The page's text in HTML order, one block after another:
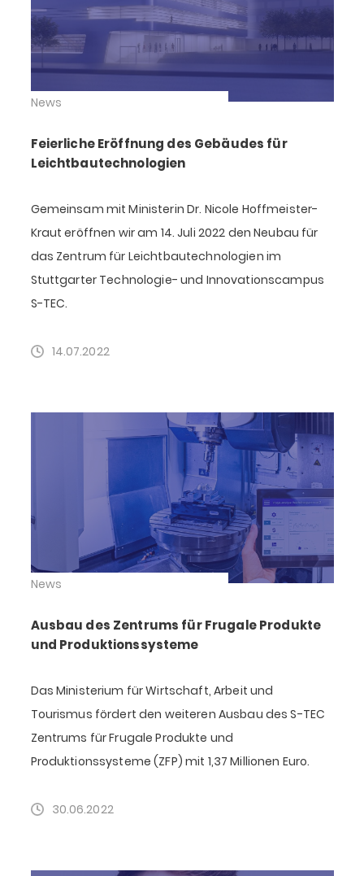
News
Feierliche Eröffnung des Gebäudes für
Leichtbautechnologien
Gemeinsam mit Ministerin Dr. Nicole Hoffmeister-
Kraut eröffnen wir am 14. Juli 2022 den Neubau für
das Zentrum für Leichtbautechnologien im
Stuttgarter Technologie- und Innovationscampus
S-TEC.
14.07.2022
News
Ausbau des Zentrums für Frugale Produkte
und Produktionssysteme
Das Ministerium für Wirtschaft, Arbeit und
Tourismus fördert den weiteren Ausbau des S-TEC
Zentrums für Frugale Produkte und
Produktionssysteme (ZFP) mit 1,37 Millionen Euro.
30.06.2022